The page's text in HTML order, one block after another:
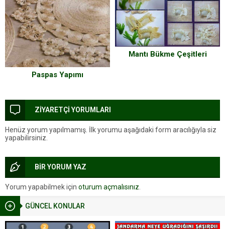
GÜNCEL KONULAR
Paspas Yapımı
Mantı Bükme Çeşitleri
ZİYARETÇİ YORUMLARI
Henüz yorum yapılmamış. İlk yorumu aşağıdaki form aracılığıyla siz
yapabilirsiniz.
BİR YORUM YAZ
Yorum yapabilmek için oturum açmalısınız.